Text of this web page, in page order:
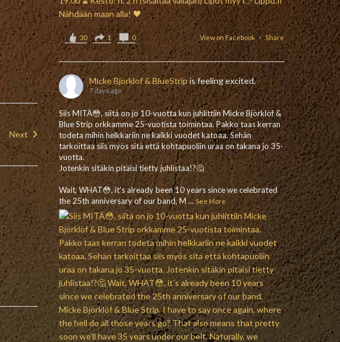
Next
View on Facebook · Share
30 1 0
Micke Bjorklof & BlueStripis feeling excited.
7 days ago
Siis MITÄ😳, siitä on jo 10-vuotta kun juhlittiin Micke Björklöf &
Blue Strip orkkamme 25-vuotista toimintaa. Pakko taas kerran
todeta mihin helkkariin ne kaikki vuodet katoaa. Sehän
tarkoittaa siis myös sitä että kohtapuoliin uraa on takana jo 35-
vuotta.
Jotenkin sitäkin pitäisi tietty juhlistaa!?🤔
Wait, WHAT😳, it’s already been 10 years since we celebrated
the 25th anniversary of our band, M ... See More